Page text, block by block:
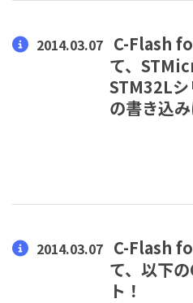
2014.03.07 C-Flash
て、
STM32Lシ
の書き込み
2014.03.07 C-Flash
て、以下
ト！